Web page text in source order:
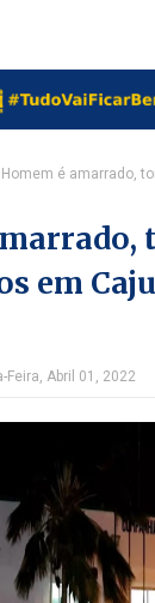
Homem é amarrado,
em
Feira, Abril 01, 2022